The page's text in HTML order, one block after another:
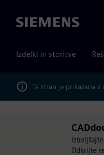
Siemens
Izdelki in storitve
Ta stran je prikazana
Odkrijte